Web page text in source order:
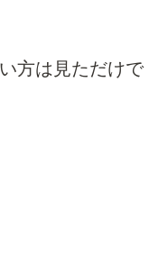
方は見ただけで